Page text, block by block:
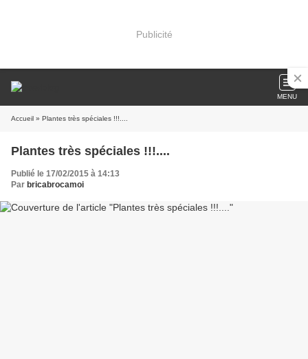
Publicité
MENU
Accueil » Plantes très spéciales !!!....
Plantes très spéciales !!!....
Publié le 17/02/2015 à 14:13
Par bricabrocamoi